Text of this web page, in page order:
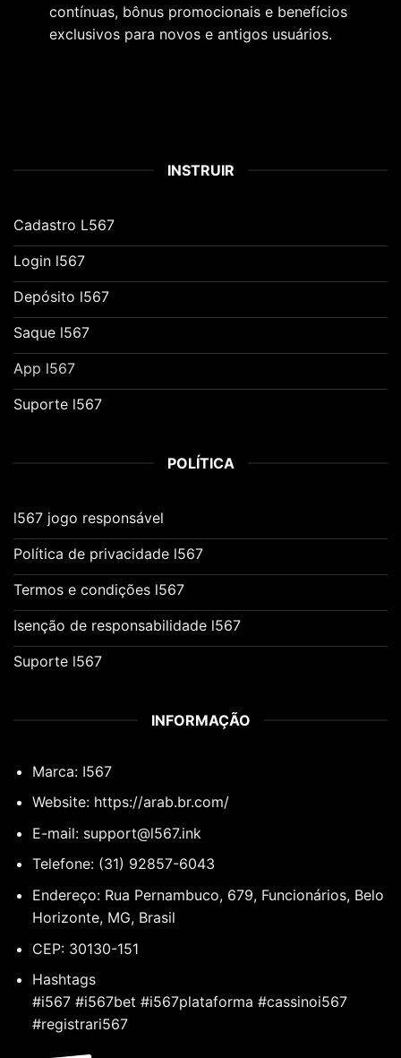
contínuas, bônus promocionais e benefícios
exclusivos para novos e antigos usuários.
INSTRUIR
Cadastro L567
Login l567
Depósito l567
Saque l567
App l567
Suporte l567
POLÍTICA
l567 jogo responsável
Política de privacidade l567
Termos e condições l567
Isenção de responsabilidade l567
Suporte l567
INFORMAÇÃO
Marca: I567
Website: https://arab.br.com/
E-mail: support@l567.ink
Telefone: (31) 92857-6043
Endereço: Rua Pernambuco, 679, Funcionários, Belo
Horizonte, MG, Brasil
CEP: 30130-151
Hashtags
#i567 #i567bet #i567plataforma #cassinoi567
#registrari567